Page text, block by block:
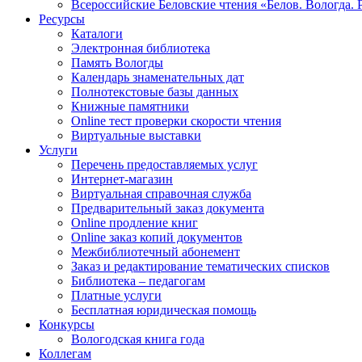
Всероссийские Беловские чтения «Белов. Вологда.
Ресурсы
Каталоги
Электронная библиотека
Память Вологды
Календарь знаменательных дат
Полнотекстовые базы данных
Книжные памятники
Online тест проверки скорости чтения
Виртуальные выставки
Услуги
Перечень предоставляемых услуг
Интернет-магазин
Виртуальная справочная служба
Предварительный заказ документа
Online продление книг
Online заказ копий документов
Межбиблиотечный абонемент
Заказ и редактирование тематических списков
Библиотека – педагогам
Платные услуги
Бесплатная юридическая помощь
Конкурсы
Вологодская книга года
Коллегам